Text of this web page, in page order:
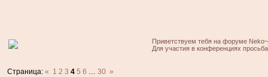
Приветствуем тебя на форуме
Для участия в конференциях
Страница:« 1 2 3 4 5 6 … 30 »